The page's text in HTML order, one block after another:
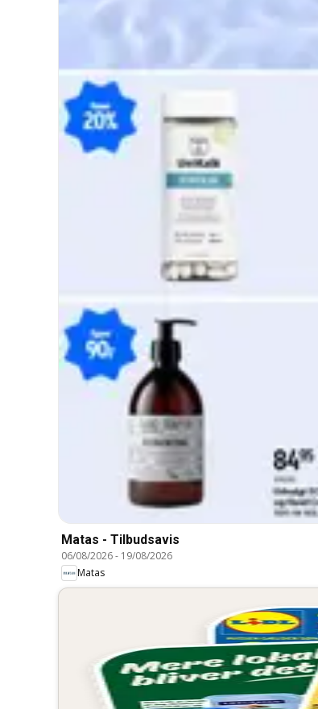
Matas - Tilbudsavis
06/08/2026- 19/08/2026
Matas